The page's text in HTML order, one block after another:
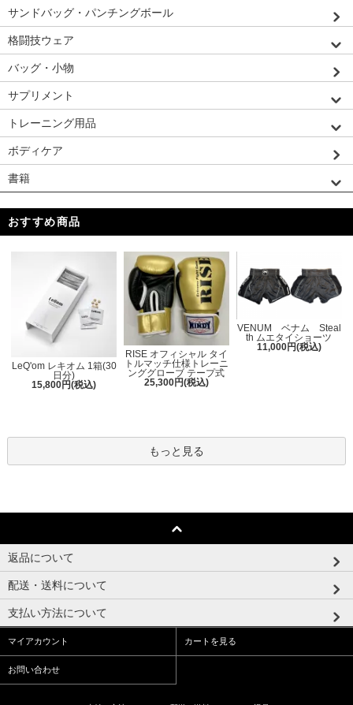
サンドバッグ・パンチングボール
格闘技ウェア
バッグ・小物
サプリメント
トレーニング用品
ボディケア
書籍
おすすめ商品
LeQ'om レキオム 1箱(30
日分)
15,800円(税込)
RISE オフィシャル タイ
トルマッチ仕様トレーニ
ンググローブ テープ式
25,300円(税込)
VENUM ベナム Steal
th ムエタイショーツ
11,000円(税込)
もっと見る
返品について
配送・送料について
支払い方法について
マイアカウント カートを見る
お問い合わせ